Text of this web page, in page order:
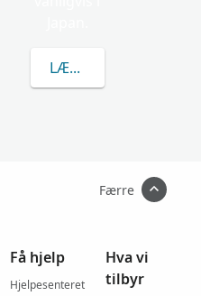
LÆR MER OM ASHIBA
Færre
Få hjelp
Hjelpesenteret
Hva vi
tilbyr